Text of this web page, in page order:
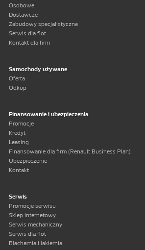
Osobowe
Dostawcze
Zabudowy specjalistyczne
Serwis dla flot
Kontakt dla firm
Samochody używane
Oferta
Odkup
Finansowanie i ubezpieczenia
Promocje
Kredyt
Leasing
Finansowanie dla firm (Renault Business Plan)
Ubezpieczenie
Kontakt
Serwis
Promocje serwisu
Sklep internetowy
Serwis mechaniczny
Serwis dla flot
Blacharnia i lakiernia